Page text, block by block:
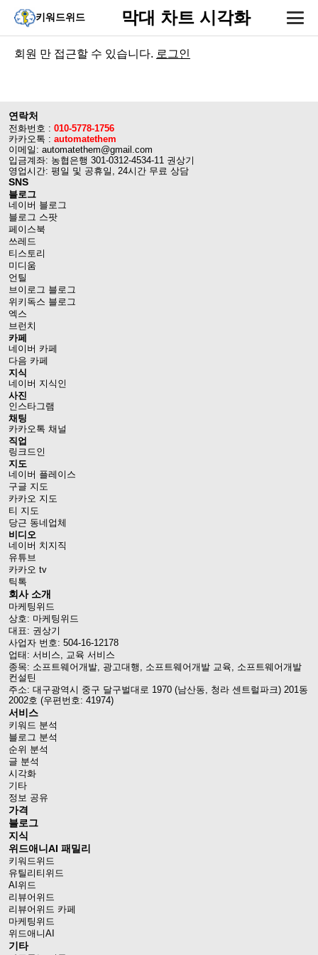
키워드위드 막대 차트 시각화
회원 만 접근할 수 있습니다. 로그인
연락처
전화번호 : 010-5778-1756
카카오톡 : automatethem
이메일: automatethem@gmail.com
입금계좌: 농협은행 301-0312-4534-11 권상기
영업시간: 평일 및 공휴일, 24시간 무료 상담
SNS
블로그
네이버 블로그
블로그 스팟
페이스북
쓰레드
티스토리
미디움
언틸
브이로그 블로그
위키독스 블로그
엑스
브런치
카페
네이버 카페
다음 카페
지식
네이버 지식인
사진
인스타그램
채팅
카카오톡 채널
직업
링크드인
지도
네이버 플레이스
구글 지도
카카오 지도
티 지도
당근 동네업체
비디오
네이버 치지직
유튜브
카카오 tv
틱톡
회사 소개
마케팅위드
상호: 마케팅위드
대표: 권상기
사업자 번호: 504-16-12178
업태: 서비스, 교육 서비스
종목: 소프트웨어개발, 광고대행, 소프트웨어개발 교육, 소프트웨어개발
컨설틴
주소: 대구광역시 중구 달구벌대로 1970 (남산동, 청라 센트럴파크) 201동
2002호 (우편번호: 41974)
서비스
키워드 분석
블로그 분석
순위 분석
글 분석
시각화
기타
정보 공유
가격
블로그
지식
위드애니AI 패밀리
키워드위드
유틸리티위드
AI위드
리뷰어위드
리뷰어위드 카페
마케팅위드
위드애니AI
기타